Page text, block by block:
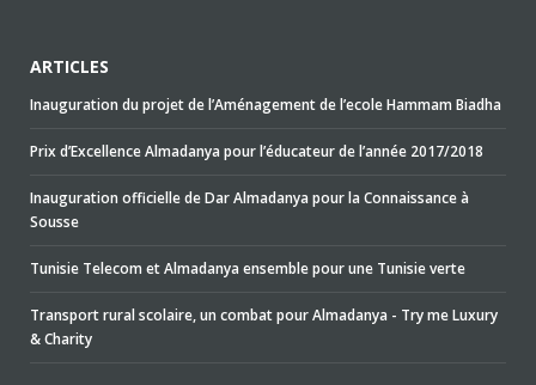
ARTICLES
Inauguration du projet de l’Aménagement de l’ecole Hammam Biadha
Prix d’Excellence Almadanya pour l’éducateur de l’année 2017/2018
Inauguration officielle de Dar Almadanya pour la Connaissance à
Sousse
Tunisie Telecom et Almadanya ensemble pour une Tunisie verte
Transport rural scolaire, un combat pour Almadanya - Try me Luxury
& Charity